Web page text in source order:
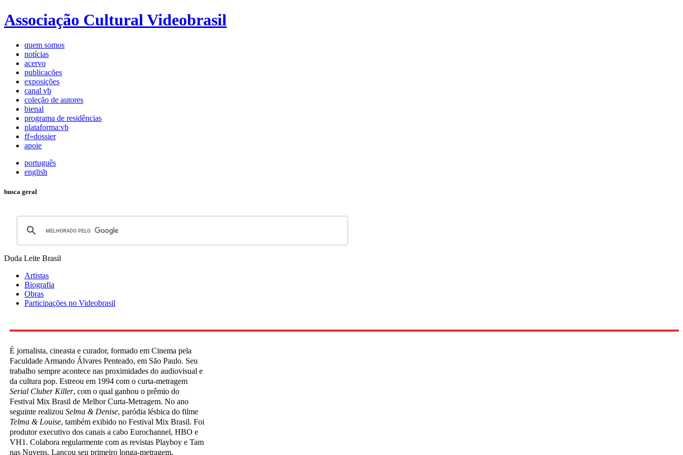
Associação Cultural Videobrasil
quem somos
notícias
acervo
publicações
exposições
canal vb
coleção de autores
bienal
programa de residências
plataforma:vb
ff»dossier
apoie
português
english
busca geral
Duda Leite Brasil
Artistas
Biografia
Obras
Participações no Videobrasil
É jornalista, cineasta e curador, formado em Cinema pela
Faculdade Armando Álvares Penteado, em São Paulo. Seu
trabalho sempre acontece nas proximidades do audiovisual e
da cultura pop. Estreou em 1994 com o curta-metragem
Serial Cluber Killer, com o qual ganhou o prêmio do
Festival Mix Brasil de Melhor Curta-Metragem. No ano
seguinte realizou Selma & Denise, paródia lésbica do filme
Telma & Louise, também exibido no Festival Mix Brasil. Foi
produtor executivo dos canais a cabo Eurochannel, HBO e
VH1. Colabora regularmente com as revistas Playboy e Tam
nas Nuvens. Lançou seu primeiro longa-metragem,